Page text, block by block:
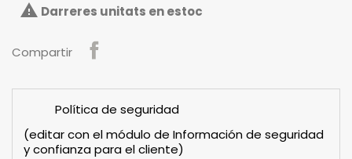
 Darreres unitats en estoc
Compartir
Política de seguridad
(editar con el módulo de Información de seguridad
y confianza para el cliente)